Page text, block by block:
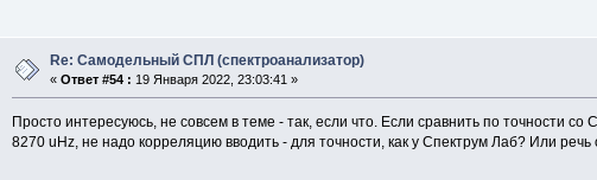
Re: Самодельный СПЛ (спектроанализатор)
«Ответ #54 : 19 Января 2022, 23:03:41 »
Просто интересуюсь, не совсем в теме - так, если что. Если сравнить по точности
8270 uHz, не надо корреляцию вводить - для точности, как у Спектрум Лаб? Или речь